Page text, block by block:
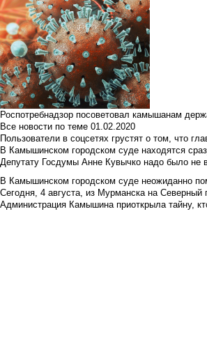
Роспотребнадзор посоветовал камышанам
Все новости по теме 01.02.2020
Пользователи в соцсетях грустят о том, что
В Камышинском городском суде находятся
Депутату Госдумы Анне Кувычко надо было не
В Камышинском городском суде неожиданно
Сегодня, 4 августа, из Мурманска на
Администрация Камышина приоткрыла тайну,